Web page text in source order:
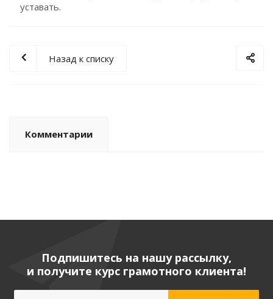
уставать.
Назад к списку
Комментарии
Подпишитесь на нашу рассылку,
и получите курс грамотного клиента!